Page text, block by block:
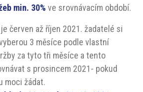
min. 30% ve srovnávacím období.
červen až říjen 2021. žadatelé si
3 měsíce podle vlastní
za tyto tři měsíce a tento
s prosincem 2021- pokud
moci žádat.